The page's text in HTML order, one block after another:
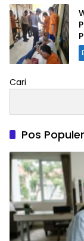
Cari
Pos Populer